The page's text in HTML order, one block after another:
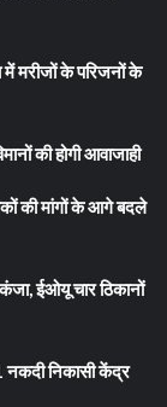
मरीजों के परिजनों के
की होगी आवाजाही
की मांगों के आगे बदले
ईओयू चार ठिकानों
नकदी निकासी केंद्र